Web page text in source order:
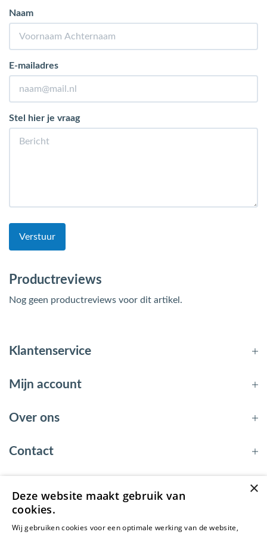
Naam
E-mailadres
Stel hier je vraag
Verstuur
Productreviews
Nog geen productreviews voor dit artikel.
Klantenservice
Mijn account
Over ons
Contact
© 2026 - EnergyBy
×
Deze website maakt gebruik van
cookies.
Wij gebruiken cookies voor een optimale werking van de website,